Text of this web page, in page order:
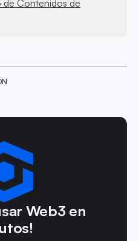
de Contenidos de
Web3 en